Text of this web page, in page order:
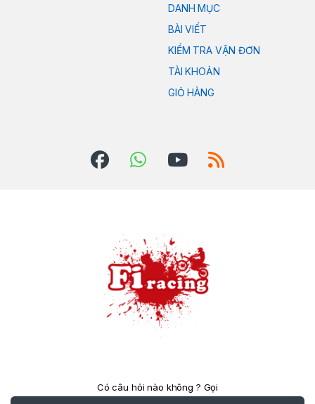
DANH MỤC
BÀI VIẾT
KIỂM TRA VẬN ĐƠN
TÀI KHOẢN
GIỎ HÀNG
Có câu hỏi nào không ? Gọi
cho chúng tôi 24/7!